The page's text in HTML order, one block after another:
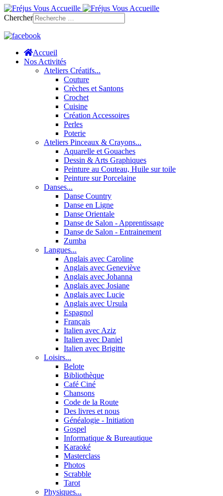
Chercher
Accueil
Nos Activités
Ateliers Créatifs...
Couture
Crèches et Santons
Crochet
Cuisine
Création Accessoires
Perles
Poterie
Ateliers Pinceaux & Crayons...
Aquarelle et Gouaches
Dessin & Arts Graphiques
Peinture au Couteau, Huile sur toile
Peinture sur Porcelaine
Danses...
Danse Country
Danse en Ligne
Danse Orientale
Danse de Salon - Apprentissage
Danse de Salon - Entrainement
Zumba
Langues...
Anglais avec Caroline
Anglais avec Geneviève
Anglais avec Johanna
Anglais avec Josiane
Anglais avec Lucie
Anglais avec Ursula
Espagnol
Français
Italien avec Aziz
Italien avec Daniel
Italien avec Brigitte
Loisirs...
Belote
Bibliothèque
Café Ciné
Chansons
Code de la Route
Des livres et nous
Généalogie - Initiation
Gospel
Informatique & Bureautique
Karaoké
Masterclass
Photos
Scrabble
Tarot
Physiques...